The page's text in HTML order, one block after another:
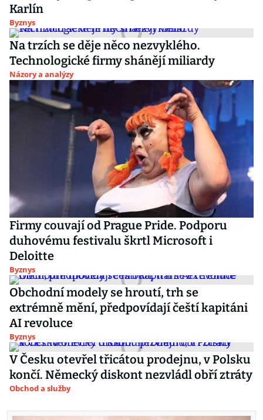
Karlín
Byznys
Na trzích se děje něco nezvyklého.
Technologické firmy shánějí miliardy
Názory a analýzy
Firmy couvají od Prague Pride. Podporu
duhovému festivalu škrtl Microsoft i
Deloitte
Byznys
Obchodní modely se hroutí, trh se
extrémně mění, předpovídají čeští kapitáni
AI revoluce
Byznys
V Česku otevřel třicátou prodejnu, v Polsku
končí. Německý diskont nezvládl obří ztráty
Obchod a služby